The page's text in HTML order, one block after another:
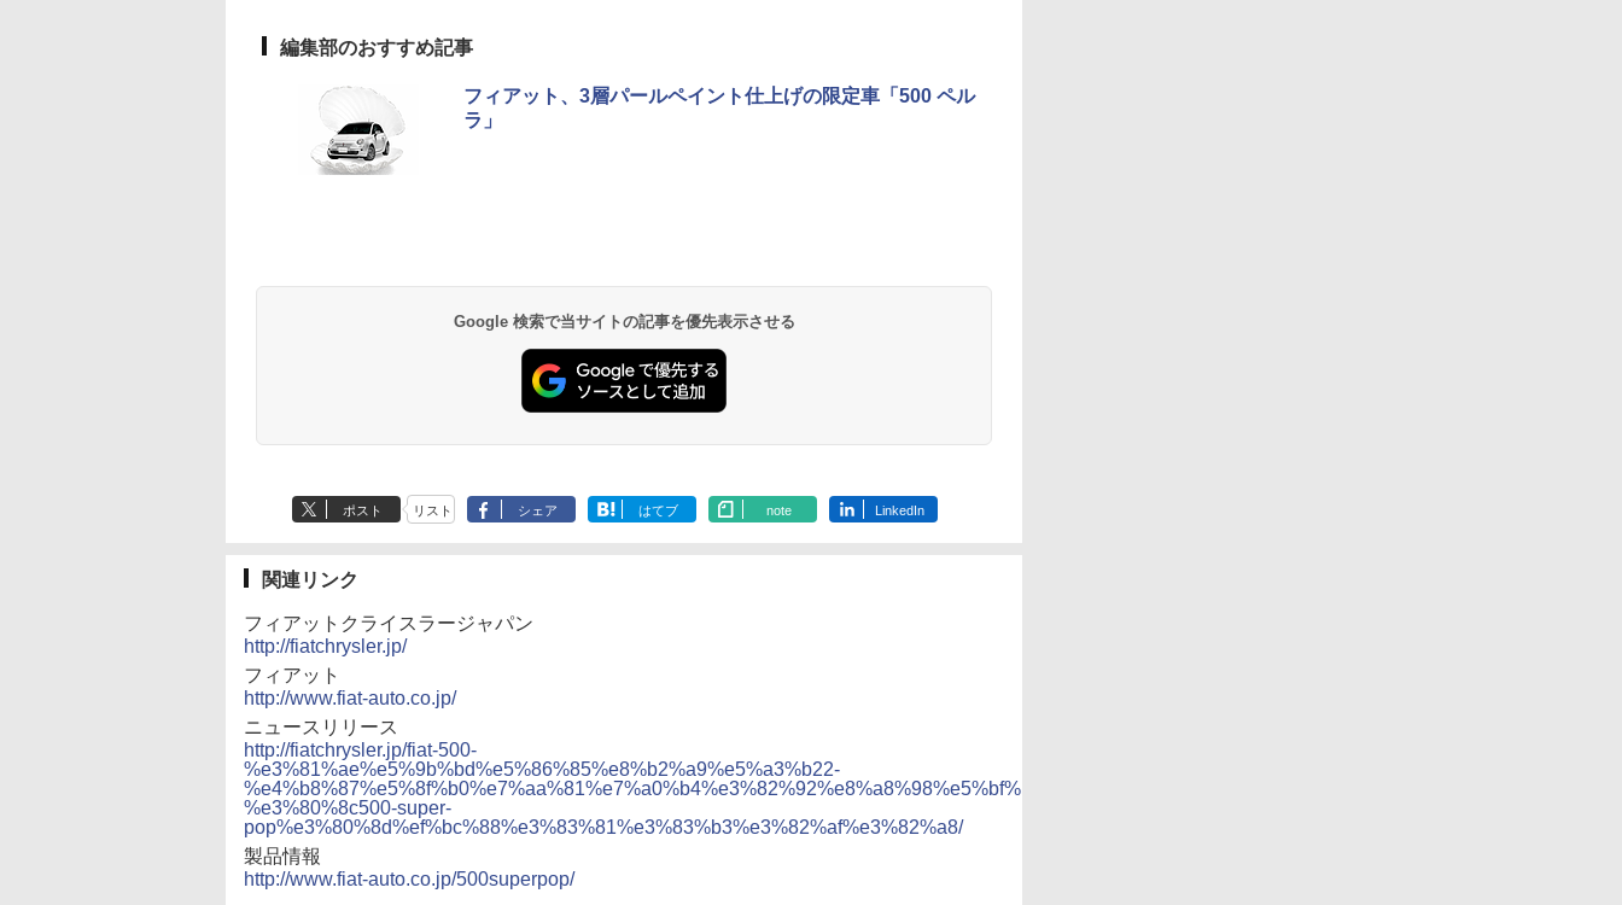
編集部のおすすめ記事
フィアット、3層パールペイント仕上げの限定車「500 ペル
ラ」
Google 検索で当サイトの記事を優先表示させる
ポスト リスト シェア はてブ note LinkedIn
関連リンク
フィアットクライスラージャパン
http://fiatchrysler.jp/
フィアット
http://www.fiat-auto.co.jp/
ニュースリリース
http://fiatchrysler.jp/fiat-500-
%e3%81%ae%e5%9b%bd%e5%86%85%e8%b2%a9%e5%a3%b22-
%e4%b8%87%e5%8f%b0%e7%aa%81%e7%a0%b4%e3%82%92%e8%a8%98%e5%bf%b5-
%e3%80%8c500-super-
pop%e3%80%8d%ef%bc%88%e3%83%81%e3%83%b3%e3%82%af%e3%82%a8/
製品情報
http://www.fiat-auto.co.jp/500superpop/